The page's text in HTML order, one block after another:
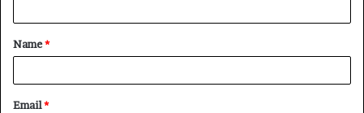
Name*
Email*